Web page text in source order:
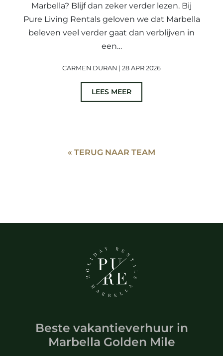
Marbella? Blijf dan zeker verder lezen. Bij
Pure Living Rentals geloven we dat Marbella
beleven veel verder gaat dan verblijven in
een…
CARMEN DURAN | 28 APR 2026
LEES MEER
« TERUG NAAR TEAM
Beste vakantieverhuur in
Marbella Golden Mile